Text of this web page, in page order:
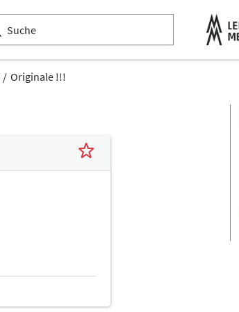
Originale !!!